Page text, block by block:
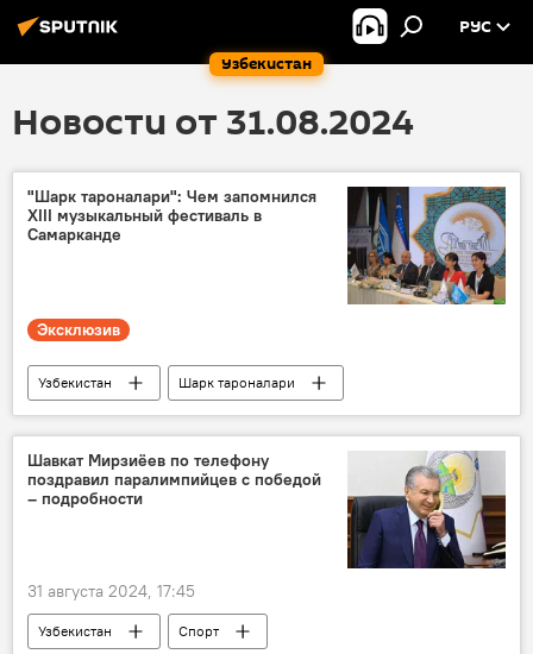
Узбекистан
РУС
Новости от 31.08.2024
"Шарк тароналари": Чем запомнился
XIII музыкальный фестиваль в
Самарканде
Эксклюзив
Узбекистан
Шарк тароналари
Фестиваль
Культура музыканты
Шавкат Мирзиёев по телефону
поздравил паралимпийцев с победой
– подробности
31 августа 2024, 17:45
Узбекистан
Спорт